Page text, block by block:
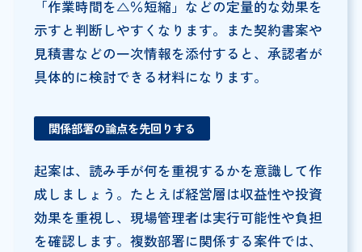
「作業時間を△％短縮」などの定量的な効果を
示すと判断しやすくなります。また契約書案や
見積書などの一次情報を添付すると、承認者が
具体的に検討できる材料になります。
関係部署の論点を先回りする
起案は、読み手が何を重視するかを意識して作
成しましょう。たとえば経営層は収益性や投資
効果を重視し、現場管理者は実行可能性や負担
を確認します。複数部署に関係する案件では、